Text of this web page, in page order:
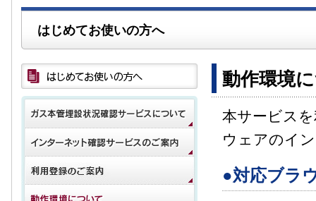
はじめてお使いの方へ
動作環境
本サービス
ウェアのイ
●対応ブラ